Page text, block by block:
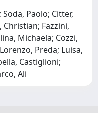
Paolo; Citter,
Christian; Fazzini,
Michaela; Cozzi,
Preda; Luisa,
Castiglioni;
Ali